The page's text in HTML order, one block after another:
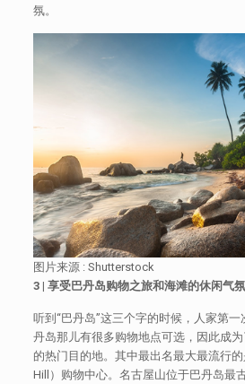
氛。
图片来源 : Shutterstock
3 | 享受巴丹岛购物之旅和海滩的休闲气氛
听到“巴丹岛”这三个字的时候，人家第
丹岛那儿有很多购物地点可选，因此成
的热门目的地。其中最出名最大最流行
Hill）购物中心。名古屋山位于巴丹岛最